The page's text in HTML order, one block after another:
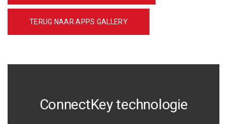
TERUG NAAR APPS GALLERY
ConnectKey technologie